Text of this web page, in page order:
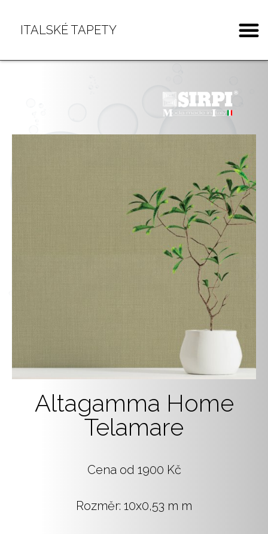
ITALSKÉ TAPETY
Altagamma Home
Telamare
Cena od 1900 Kč
Rozměr: 10x0,53 m m